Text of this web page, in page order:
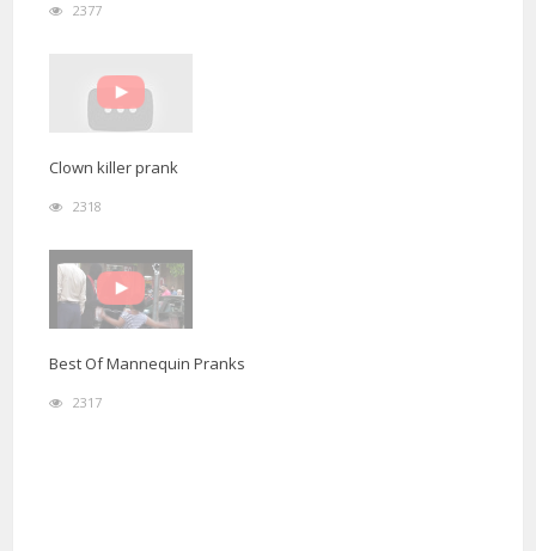
2377
Clown killer prank
2318
Best Of Mannequin Pranks
2317